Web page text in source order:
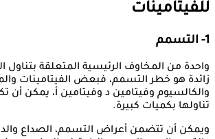
للفيتامينات
1- التسمم
واحدة من المخاوف الرئيسية المتعلقة بتناول
زائدة هو خطر التسمم، فبعض الفيتامينات
والكالسيوم وفيتامين د وفيتامين أ، يمكن أن
تناولها بكميات كبيرة.
ويمكن أن تتضمن أعراض التسمم، الصداع